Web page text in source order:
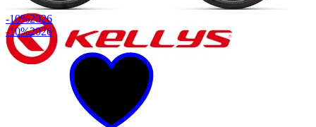
-10%2026
-10%2026